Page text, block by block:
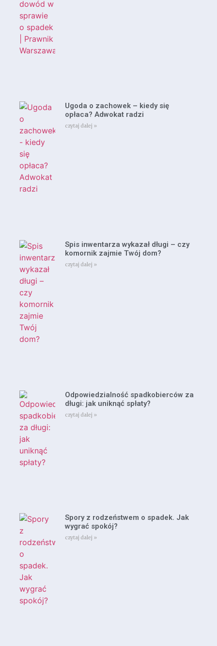
Ugoda o zachowek – kiedy się
opłaca? Adwokat radzi
czytaj dalej »
Spis inwentarza wykazał długi – czy
komornik zajmie Twój dom?
czytaj dalej »
Odpowiedzialność spadkobierców za
długi: jak uniknąć spłaty?
czytaj dalej »
Spory z rodzeństwem o spadek. Jak
wygrać spokój?
czytaj dalej »